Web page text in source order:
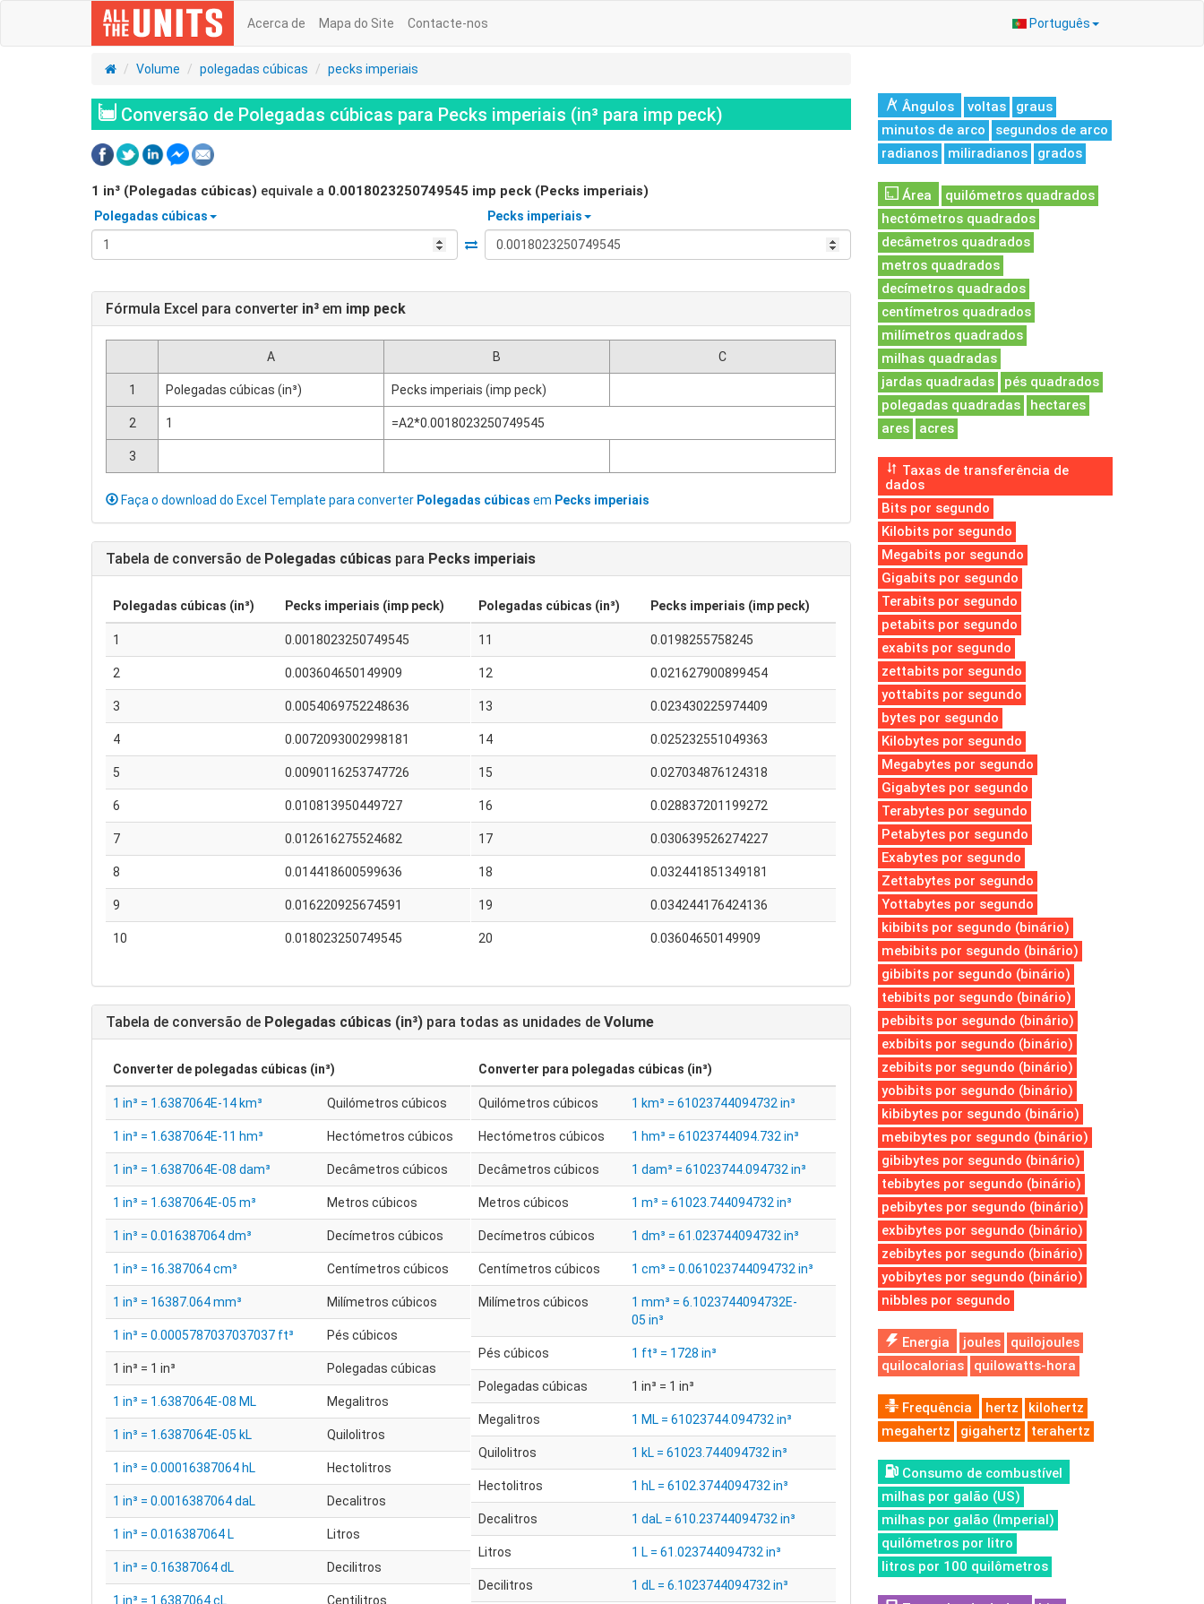
Português
Acerca de Mapa do Site Contacte-nos
Volume polegadas cúbicas pecks imperiais
Conversão de Polegadas cúbicas para Pecks imperiais (in³ para imp peck)
1 in³ (Polegadas cúbicas) equivale a 0.0018023250749545 imp peck (Pecks imperiais)
Polegadas cúbicas Pecks imperiais
Fórmula Excel para converter in³ em imp peck
A B C
1 Polegadas cúbicas (in³) Pecks imperiais (imp peck)
2 1 =A2*0.0018023250749545
3
Faça o download do Excel Template para converter Polegadas cúbicas em Pecks imperiais
Tabela de conversão de Polegadas cúbicas para Pecks imperiais
Polegadas cúbicas (in³) Pecks imperiais (imp peck)
1 0.0018023250749545
2 0.003604650149909
3 0.0054069752248636
4 0.0072093002998181
5 0.0090116253747726
6 0.010813950449727
7 0.012616275524682
8 0.014418600599636
9 0.016220925674591
10 0.018023250749545
Polegadas cúbicas (in³) Pecks imperiais (imp peck)
11 0.0198255758245
12 0.021627900899454
13 0.023430225974409
14 0.025232551049363
15 0.027034876124318
16 0.028837201199272
17 0.030639526274227
18 0.032441851349181
19 0.034244176424136
20 0.03604650149909
Tabela de conversão de Polegadas cúbicas (in³) para todas as unidades de Volume
Converter de polegadas cúbicas (in³)
1 in³ = 1.6387064E-14 km³ Quilómetros cúbicos
1 in³ = 1.6387064E-11 hm³ Hectómetros cúbicos
1 in³ = 1.6387064E-08 dam³ Decâmetros cúbicos
1 in³ = 1.6387064E-05 m³ Metros cúbicos
1 in³ = 0.016387064 dm³ Decímetros cúbicos
1 in³ = 16.387064 cm³ Centímetros cúbicos
1 in³ = 16387.064 mm³ Milímetros cúbicos
1 in³ = 0.0005787037037037 ft³ Pés cúbicos
1 in³ = 1 in³ Polegadas cúbicas
1 in³ = 1.6387064E-08 ML Megalitros
1 in³ = 1.6387064E-05 kL Quilolitros
1 in³ = 0.00016387064 hL Hectolitros
1 in³ = 0.0016387064 daL Decalitros
1 in³ = 0.016387064 L Litros
1 in³ = 0.16387064 dL Decilitros
1 in³ = 1.6387064 cL Centilitros
Converter para polegadas cúbicas (in³)
Quilómetros cúbicos 1 km³ = 61023744094732 in³
Hectómetros cúbicos 1 hm³ = 61023744094.732 in³
Decâmetros cúbicos 1 dam³ = 61023744.094732 in³
Metros cúbicos 1 m³ = 61023.744094732 in³
Decímetros cúbicos 1 dm³ = 61.023744094732 in³
Centímetros cúbicos 1 cm³ = 0.061023744094732 in³
Milímetros cúbicos
1 mm³ = 6.1023744094732E-
05 in³
Pés cúbicos 1 ft³ = 1728 in³
Polegadas cúbicas 1 in³ = 1 in³
Megalitros 1 ML = 61023744.094732 in³
Quilolitros 1 kL = 61023.744094732 in³
Hectolitros 1 hL = 6102.3744094732 in³
Decalitros 1 daL = 610.23744094732 in³
Litros 1 L = 61.023744094732 in³
Decilitros 1 dL = 6.1023744094732 in³
Ângulos voltas
graus
minutos de arco
segundos de arco
radianos
miliradianos grados
Área
quilómetros quadrados
hectómetros quadrados
decâmetros quadrados
metros quadrados
decímetros quadrados
centímetros quadrados
milímetros quadrados
milhas quadradas
jardas quadradas
pés quadrados
polegadas quadradas
hectares
ares
acres
Taxas de transferência de
dados
Bits por segundo
Kilobits por segundo
Megabits por segundo
Gigabits por segundo
Terabits por segundo
petabits por segundo
exabits por segundo
zettabits por segundo
yottabits por segundo
bytes por segundo
Kilobytes por segundo
Megabytes por segundo
Gigabytes por segundo
Terabytes por segundo
Petabytes por segundo
Exabytes por segundo
Zettabytes por segundo
Yottabytes por segundo
kibibits por segundo (binário)
mebibits por segundo (binário)
gibibits por segundo (binário)
tebibits por segundo (binário)
pebibits por segundo (binário)
exbibits por segundo (binário)
zebibits por segundo (binário)
yobibits por segundo (binário)
kibibytes por segundo (binário)
mebibytes por segundo (binário)
gibibytes por segundo (binário)
tebibytes por segundo (binário)
pebibytes por segundo (binário)
exbibytes por segundo (binário)
zebibytes por segundo (binário)
yobibytes por segundo (binário)
nibbles por segundo
Energia joules
quilojoules
quilocalorias
quilowatts-hora
Frequência hertz
kilohertz
megahertz
gigahertz terahertz
Consumo de combustível
milhas por galão (US)
milhas por galão (Imperial)
quilómetros por litro
litros por 100 quilômetros